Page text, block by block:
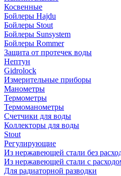
Косвенные
Бойлеры Hajdu
Бойлеры Stout
Бойлеры Sunsystem
Бойлеры Rommer
Защита от протечек воды
Нептун
Gidrolock
Измерительные приборы
Манометры
Термометры
Термоманометры
Счетчики для воды
Коллекторы для воды
Stout
Регулирующие
Из нержавеющей стали без
Из нержавеющей стали с
Для радиаторной разводки